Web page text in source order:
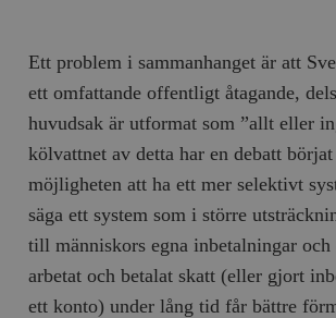
Ett problem i sammanhanget är att
ett omfattande offentligt åtagande,
huvudsak är utformat som ”allt eller
kölvattnet av detta har en debatt
möjligheten att ha ett mer selektivt
säga ett system som i större
till människors egna inbetalningar och
arbetat och betalat skatt (eller gjort
ett konto) under lång tid får bättre